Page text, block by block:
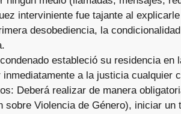
interviniente fue tajante al
desobediencia, la
estableció su residencia en
inmediatamente a la justicia cualquier
Deberá realizar de manera
sobre Violencia de Género), iniciar un